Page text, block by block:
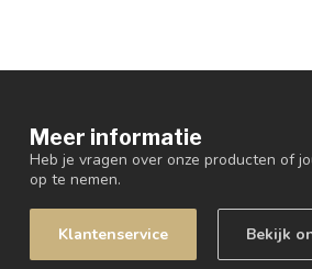
Meer informatie
Heb je vragen over onze producten of
op te nemen.
Klantenservice Bekijk